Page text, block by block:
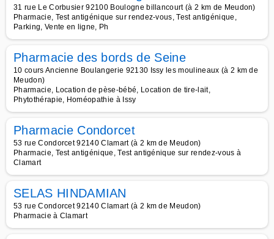
31 rue Le Corbusier 92100 Boulogne billancourt (à 2 km de Meudon)
Pharmacie, Test antigénique sur rendez-vous, Test antigénique,
Parking, Vente en ligne, Ph
Pharmacie des bords de Seine
10 cours Ancienne Boulangerie 92130 Issy les moulineaux (à 2 km de
Meudon)
Pharmacie, Location de pèse-bébé, Location de tire-lait,
Phytothérapie, Homéopathie à Issy
Pharmacie Condorcet
53 rue Condorcet 92140 Clamart (à 2 km de Meudon)
Pharmacie, Test antigénique, Test antigénique sur rendez-vous à
Clamart
SELAS HINDAMIAN
53 rue Condorcet 92140 Clamart (à 2 km de Meudon)
Pharmacie à Clamart